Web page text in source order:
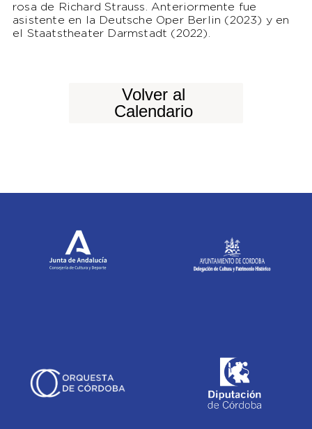
rosa de Richard Strauss. Anteriormente fue
asistente en la Deutsche Oper Berlin (2023) y en
el Staatstheater Darmstadt (2022).
Volver al
Calendario